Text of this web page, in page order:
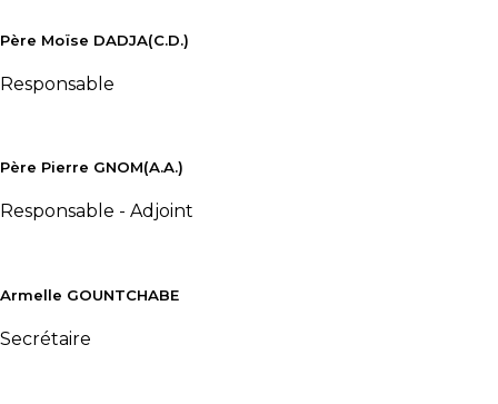
Père Moïse DADJA(C.D.)
Responsable
Père Pierre GNOM(A.A.)
Responsable - Adjoint
Armelle GOUNTCHABE
Secrétaire